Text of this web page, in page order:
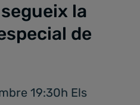
la
de
19:30h Els